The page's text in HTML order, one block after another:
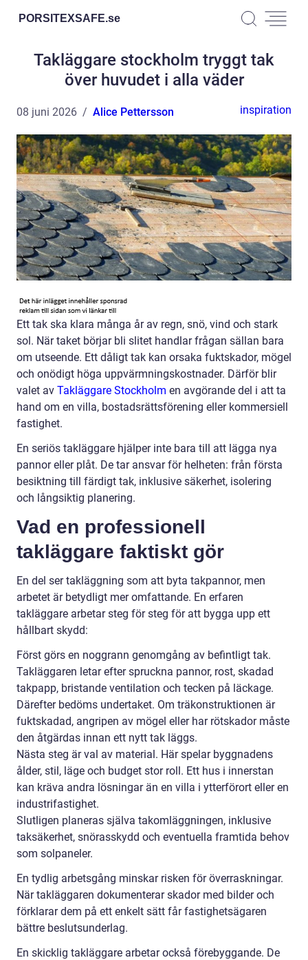
PORSITEXSAFE.se
Takläggare stockholm tryggt tak
över huvudet i alla väder
08 juni 2026 Alice Pettersson inspiration
Ett tak ska klara många år av regn, snö, vind och stark
sol. När taket börjar bli slitet handlar frågan sällan bara
om utseende. Ett dåligt tak kan orsaka fuktskador, mögel
och onödigt höga uppvärmningskostnader. Därför blir
valet av Takläggare Stockholm en avgörande del i att ta
hand om en villa, bostadsrättsförening eller kommersiell
fastighet.
En seriös takläggare hjälper inte bara till att lägga nya
pannor eller plåt. De tar ansvar för helheten: från första
besiktning till färdigt tak, inklusive säkerhet, isolering
och långsiktig planering.
Vad en professionell
takläggare faktiskt gör
En del ser takläggning som att byta takpannor, men
arbetet är betydligt mer omfattande. En erfaren
takläggare arbetar steg för steg för att bygga upp ett
hållbart skydd:
Först görs en noggrann genomgång av befintligt tak.
Takläggaren letar efter spruckna pannor, rost, skadad
takpapp, bristande ventilation och tecken på läckage.
Därefter bedöms undertaket. Om träkonstruktionen är
fuktskadad, angripen av mögel eller har rötskador måste
den åtgärdas innan ett nytt tak läggs.
Nästa steg är val av material. Här spelar byggnadens
ålder, stil, läge och budget stor roll. Ett hus i innerstan
kan kräva andra lösningar än en villa i ytterförort eller en
industrifastighet.
Slutligen planeras själva takomläggningen, inklusive
taksäkerhet, snörasskydd och eventuella framtida behov
som solpaneler.
En tydlig arbetsgång minskar risken för överraskningar.
När takläggaren dokumenterar skador med bilder och
förklarar dem på ett enkelt sätt får fastighetsägaren
bättre beslutsunderlag.
En skicklig takläggare arbetar också förebyggande. De